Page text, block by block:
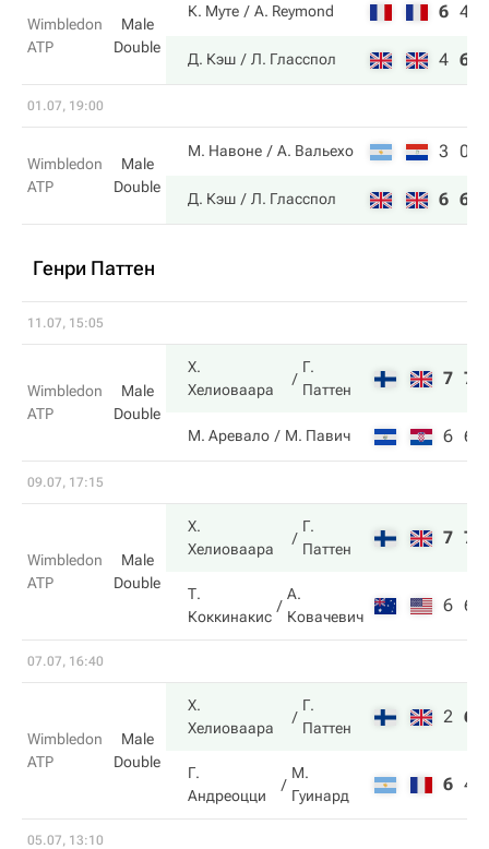
Wimbledon
ATP
Male
Double
К. Муте A. Reymond 6 4
Д. Кэш Л. Гласспол 4 6
01.07, 19:00
Wimbledon
ATP
Male
Double
М. Навоне А. Вальехо 3 0
Д. Кэш Л. Гласспол 6 6
Генри Паттен
11.07, 15:05
Wimbledon
ATP
Male
Double
Х.
Хелиоваара
Г.
Паттен
7 7
М. Аревало М. Павич 6 6
09.07, 17:15
Wimbledon
ATP
Male
Double
Х.
Хелиоваара
Г.
Паттен
7 7
Т.
Коккинакис
А.
Ковачевич
6 6
07.07, 16:40
Wimbledon
ATP
Male
Double
Х.
Хелиоваара
Г.
Паттен
2 6
Г.
Андреоцци
М.
Гуинард
6 4
05.07, 13:10